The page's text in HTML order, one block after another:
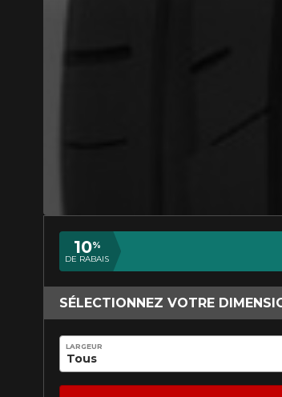
10%
DE RABAIS
SÉLECTIONNEZ VOTRE
LARGEUR
Votre